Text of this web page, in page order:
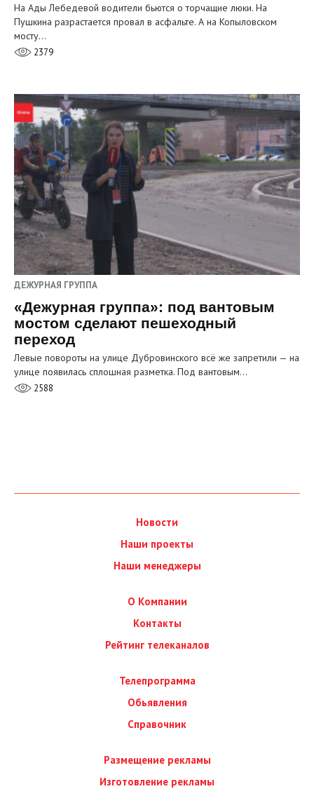
На Ады Лебедевой водители бьются о торчащие люки. На
Пушкина разрастается провал в асфальте. А на Копыловском
мосту…
2379
ДЕЖУРНАЯ ГРУППА
«Дежурная группа»: под вантовым
мостом сделают пешеходный
переход
Левые повороты на улице Дубровинского всё же запретили — на
улице появилась сплошная разметка. Под вантовым…
2588
Новости
Наши проекты
Наши менеджеры
О Компании
Контакты
Рейтинг телеканалов
Телепрограмма
Обьявления
Справочник
Размещение рекламы
Изготовление рекламы